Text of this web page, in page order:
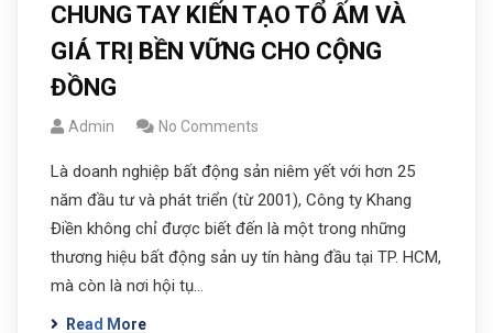
CHUNG TAY KIẾN TẠO TỔ ẤM VÀ
GIÁ TRỊ BỀN VỮNG CHO CỘNG
ĐỒNG
Admin No Comments
Là doanh nghiệp bất động sản niêm yết với hơn 25
năm đầu tư và phát triển (từ 2001), Công ty Khang
Điền không chỉ được biết đến là một trong những
thương hiệu bất động sản uy tín hàng đầu tại TP. HCM,
mà còn là nơi hội tụ…
Read More